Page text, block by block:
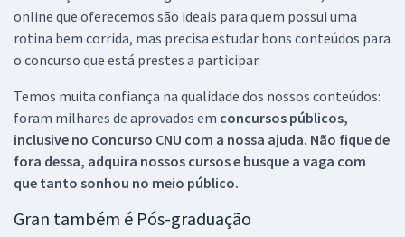
online que oferecemos são ideais para quem possui uma
rotina bem corrida, mas precisa estudar bons conteúdos para
o concurso que está prestes a participar.
Temos muita confiança na qualidade dos nossos conteúdos:
foram milhares de aprovados em concursos públicos,
inclusive no Concurso CNU com a nossa ajuda. Não fique de
fora dessa, adquira nossos cursos e busque a vaga com
que tanto sonhou no meio público.
Gran também é Pós-graduação